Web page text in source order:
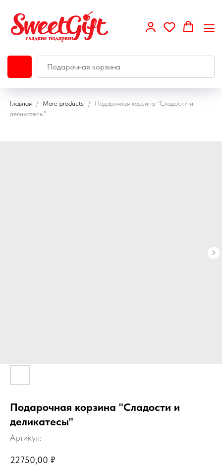
Главная More products
Подарочная корзина "Сладости и
деликатесы"
Подарочная корзина "Сладости и
деликатесы"
Артикул:
22750,00 ₽